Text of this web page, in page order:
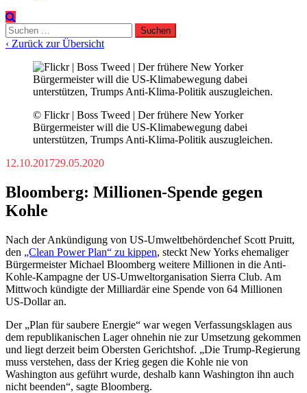
Suchen
nach:
‹ Zurück zur Übersicht
© Flickr | Boss Tweed | Der frühere New Yorker
Bürgermeister will die US-Klimabewegung dabei
unterstützen, Trumps Anti-Klima-Politik auszugleichen.
12.10.201729.05.2020
Bloomberg: Millionen-Spende gegen
Kohle
Nach der Ankündigung von US-Umweltbehördenchef Scott Pruitt,
den „Clean Power Plan“ zu kippen, steckt New Yorks ehemaliger
Bürgermeister Michael Bloomberg weitere Millionen in die Anti-
Kohle-Kampagne der US-Umweltorganisation Sierra Club. Am
Mittwoch kündigte der Milliardär eine Spende von 64 Millionen
US-Dollar an.
Der „Plan für saubere Energie“ war wegen Verfassungsklagen aus
dem republikanischen Lager ohnehin nie zur Umsetzung gekommen
und liegt derzeit beim Obersten Gerichtshof. „Die Trump-Regierung
muss verstehen, dass der Krieg gegen die Kohle nie von
Washington aus geführt wurde, deshalb kann Washington ihn auch
nicht beenden“, sagte Bloomberg.